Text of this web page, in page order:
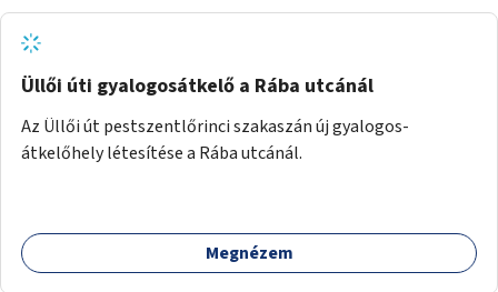
Üllői úti gyalogosátkelő a Rába utcánál
Az Üllői út pestszentlőrinci szakaszán új gyalogos-
átkelőhely létesítése a Rába utcánál.
Megnézem